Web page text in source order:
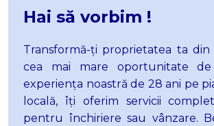
Terenuri de vanzare in Alba Iulia Micesti
Terenuri de vanzare in Alba Iulia Sud
Terenuri de vanzare in Alba Iulia Barabant
Terenuri de vanzare in Alba Iulia Ampoi 3
Terenuri de vanzare in Vintu de Jos
Terenuri de vanzare in Sard
Hai să vorbim !
Transformă-ți proprietatea ta din
cea mai mare oportunitate de
experiența noastră de 28 ani pe
locală, îți oferim servicii
pentru închiriere sau vânzare.